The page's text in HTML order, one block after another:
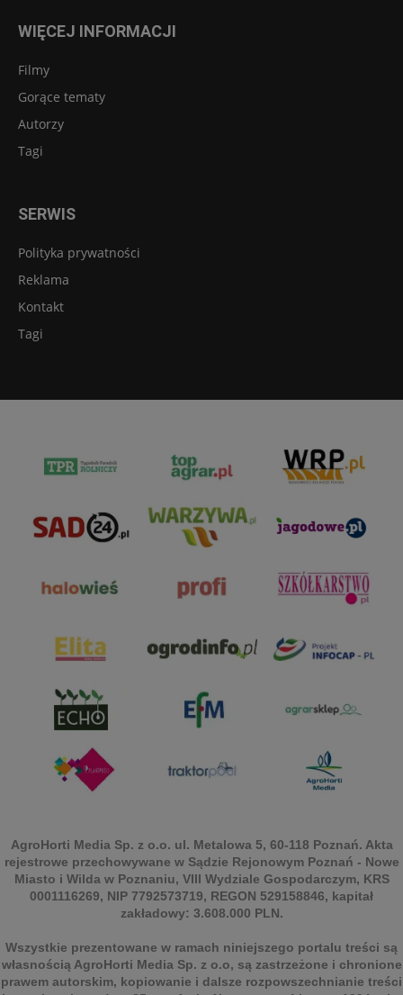
WIĘCEJ INFORMACJI
Filmy
Gorące tematy
Autorzy
Tagi
SERWIS
Polityka prywatności
Reklama
Kontakt
Tagi
AgroHorti Media Sp. z o.o. ul. Metalowa 5, 60-118 Poznań. Akta
rejestrowe przechowywane w Sądzie Rejonowym Poznań - Nowe
Miasto i Wilda w Poznaniu, VIII Wydziale Gospodarczym, KRS
0001116269, NIP 7792573719, REGON 529158846, kapitał
zakładowy: 3.608.000 PLN.
Wszystkie prezentowane w ramach niniejszego portalu treści są
własnością AgroHorti Media Sp. z o.o, są zastrzeżone i chronione
prawem autorskim, kopiowanie i dalsze rozpowszechnianie treści